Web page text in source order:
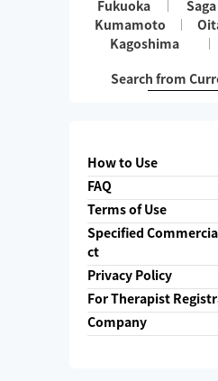
Fukuoka
Saga
Kumamoto
Kagoshima
Search from
How to Use
FAQ
Terms of Use
Specified
ct
Privacy Policy
For Therapist
Company